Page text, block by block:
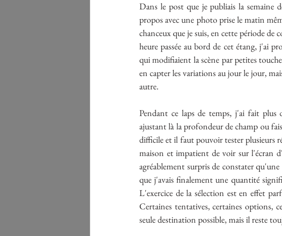
Dans le post que je publiais la
propos avec une photo prise le matin
chanceux que je suis, en cette période
heure passée au bord de cet étang, j'ai
qui modifiaient la scène par petites
en capter les variations au jour le jour,
autre.
Pendant ce laps de temps, j'ai fait plus
ajustant là la profondeur de champ ou
difficile et il faut pouvoir tester plusieurs
maison et impatient de voir sur l'écran
agréablement surpris de constater
que j'avais finalement une quantité
L'exercice de la sélection est en effet
Certaines tentatives, certaines options,
seule destination possible, mais il reste